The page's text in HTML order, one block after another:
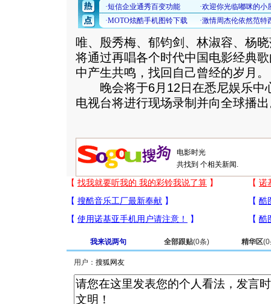
唯、殷秀梅、郁钧剑、林淑容、杨
将通过再唱各个时代中国电影经典
中产生共鸣，找回自己曾经的岁月。
晚会将于6月12日在悉尼娱乐中
电视台将进行现场录制并向全球播
共找到 个相关新闻.
我来说两句 全部跟贴(0条) 精华区(0
用户：